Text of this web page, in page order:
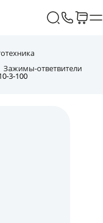
Зажимы-ответвители
3-100